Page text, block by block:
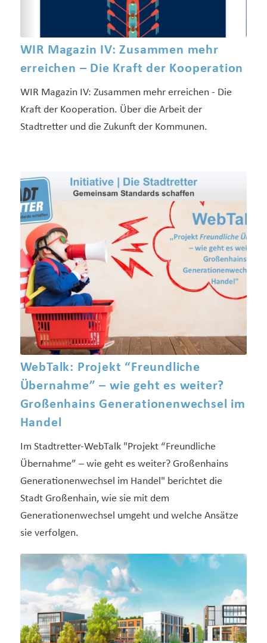
WIR Magazin IV: Zusammen mehr
erreichen – Die Kraft der Kooperation
WIR Magazin IV: Zusammen mehr erreichen - Die
Kraft der Kooperation. Über die Arbeit der
Stadtretter und die Zukunft der Kommunen.
WebTalk: Projekt “Freundliche
Übernahme” – wie geht es weiter?
Großenhains Generationenwechsel im
Handel
Im Stadtretter-WebTalk "Projekt “Freundliche
Übernahme” – wie geht es weiter? Großenhains
Generationenwechsel im Handel" berichtet die
Stadt Großenhain, wie sie mit dem
Generationenwechsel umgeht und welche Ansätze
sie verfolgen.